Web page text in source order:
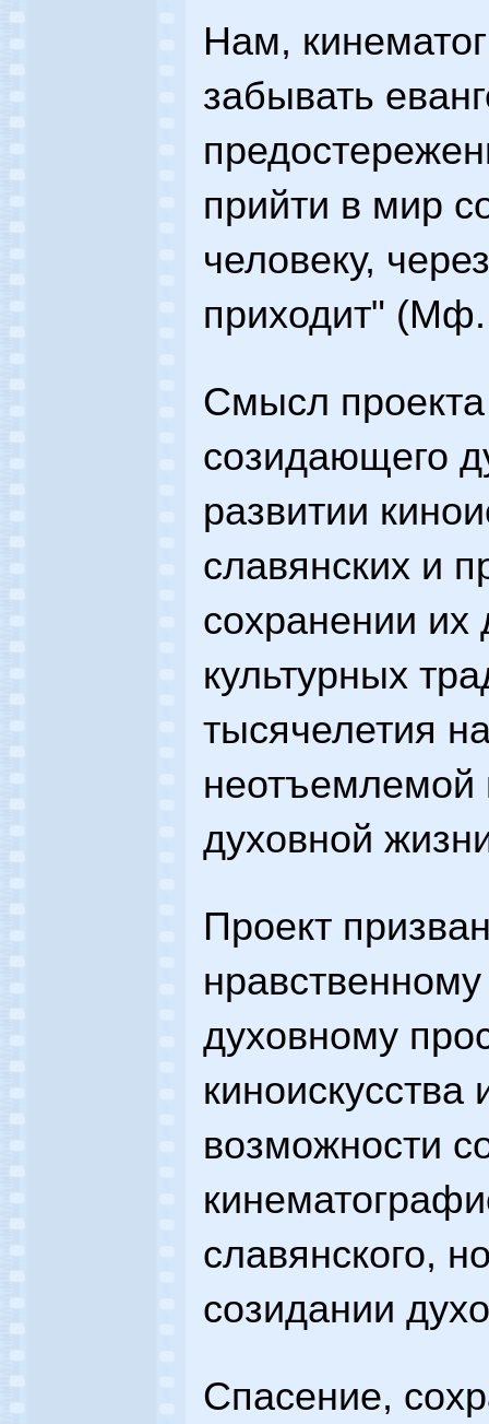
Нам,
забывать
прийти в мир
человеку,
приходит"
Смысл
созидающего
развитии
славянских и
сохранении их
культурных
тысячелетия
неотъемлемой
духовной
Проект
духовному
киноискусства
возможности
славянского,
созидании
Спасение,